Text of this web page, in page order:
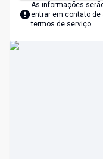
As informações
entrar em contato de
termos de serviço